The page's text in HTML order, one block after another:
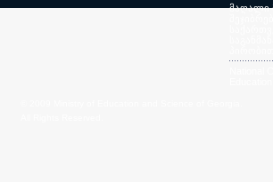
მაღალი